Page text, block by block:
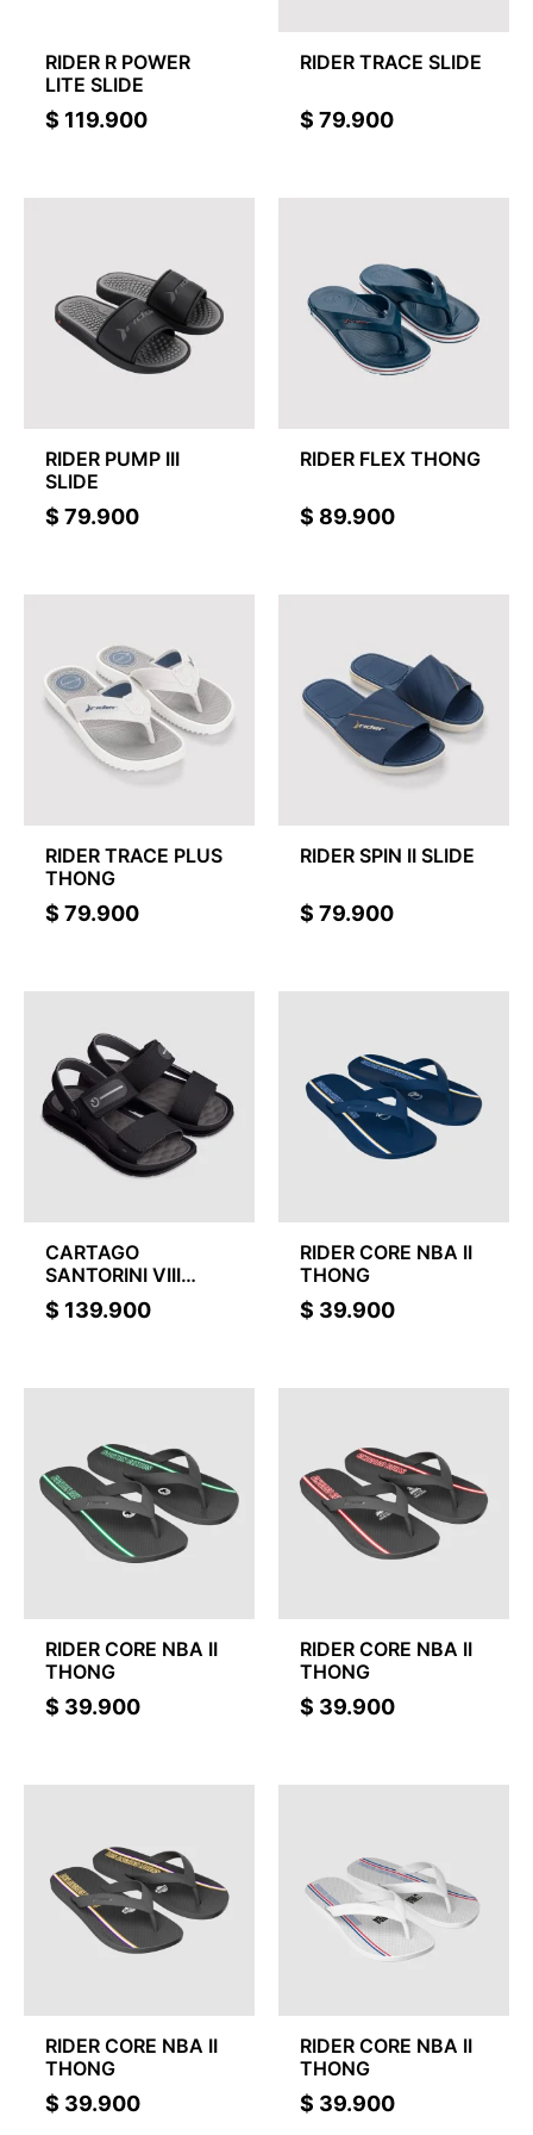
RIDER R POWER
LITE SLIDE
$ 119.900
RIDER TRACE SLIDE
$ 79.900
RIDER PUMP III
SLIDE
$ 79.900
RIDER FLEX THONG
$ 89.900
RIDER TRACE PLUS
THONG
$ 79.900
RIDER SPIN II SLIDE
$ 79.900
CARTAGO
SANTORINI VIII
SAND
$ 139.900
RIDER CORE NBA II
THONG
$ 39.900
RIDER CORE NBA II
THONG
$ 39.900
RIDER CORE NBA II
THONG
$ 39.900
RIDER CORE NBA II
THONG
$ 39.900
RIDER CORE NBA II
THONG
$ 39.900